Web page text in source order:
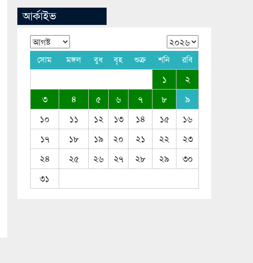
আর্কাইভ
সোম মঙ্গল বুধ বৃহ শুক্র শনি রবি
১
২
৩
৪ ৫ ৬ ৭ ৮
৯
১০
১১ ১২ ১৩ ১৪ ১৫
১৬
১৭
১৮ ১৯ ২০ ২১ ২২
২৩
২৪
২৫ ২৬ ২৭ ২৮ ২৯
৩০
৩১